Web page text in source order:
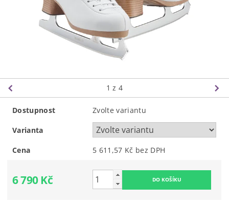
1 z 4
Dostupnost Zvolte variantu
Varianta
Cena 5 611,57 Kč bez DPH
6 790 Kč